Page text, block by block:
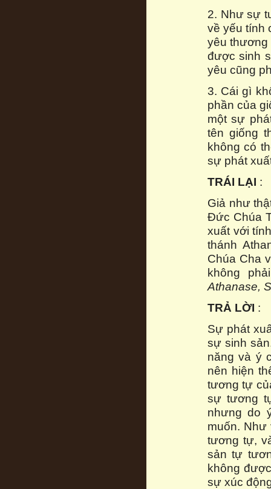
2. Như sự
về yếu tính
yêu thương
được sinh
yêu cũng
3. Cái gì
phần của
một sự
tên giống
không có
sự phát
TRÁI LẠI :
Giả như
Đức Chúa
xuất với
thánh
Chúa Cha
không
Athanase,
TRẢ LỜI :
Sự phát
sự sinh
năng và ý
nên hiện
tương tự
sự tương
nhưng do
muốn.
tương tự,
sản tự
không
sự xúc